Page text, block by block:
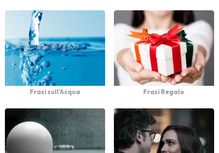
Frasi sull'Acqua Frasi Regalo